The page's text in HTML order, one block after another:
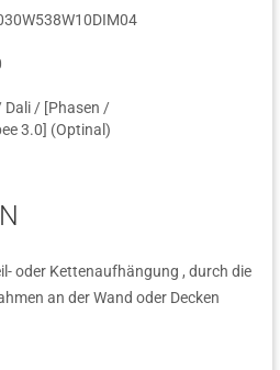
Dali / [Phasen /
3.0] (Optinal)
oder Kettenaufhängung , durch die
an der Wand oder Decken